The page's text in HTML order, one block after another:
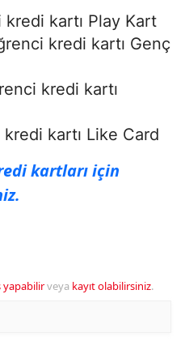
kredi kartı Play Kart
kredi kartı Genç
kredi kartı
kartı Like Card
kartları için
yapabilirveya kayıt olabilirsiniz.